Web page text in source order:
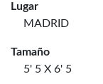
Lugar
MADRID
Tamaño
5' 5 X 6' 5